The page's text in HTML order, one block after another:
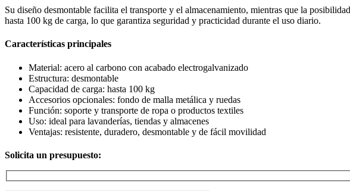
Su diseño desmontable facilita el transporte y el almacenamiento, mientras que la
hasta 100 kg de carga, lo que garantiza seguridad y practicidad durante el uso diario.
Características principales
Material: acero al carbono con acabado electrogalvanizado
Estructura: desmontable
Capacidad de carga: hasta 100 kg
Accesorios opcionales: fondo de malla metálica y ruedas
Función: soporte y transporte de ropa o productos textiles
Uso: ideal para lavanderías, tiendas y almacenes
Ventajas: resistente, duradero, desmontable y de fácil movilidad
Solicita un presupuesto: